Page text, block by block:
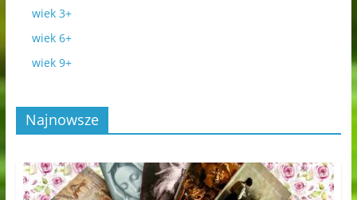
wiek 3+
wiek 6+
wiek 9+
Najnowsze